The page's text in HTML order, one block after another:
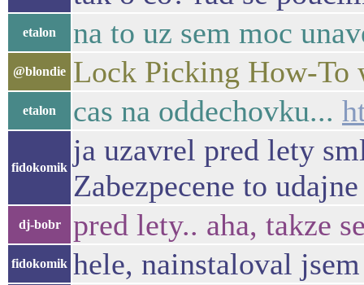
etalon na to uz sem moc
@blondie Lock Picking How-To
etalon cas na oddechovku...
fidokomik
ja uzavrel pred lety
Zabezpecene to
dj-bobr pred lety.. aha, takze
fidokomik hele, nainstaloval